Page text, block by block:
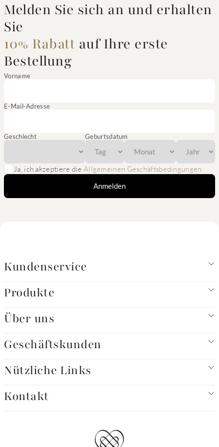
Melden Sie sich an und erhalten
Sie
10% Rabatt auf Ihre erste
Bestellung
Vorname
E-Mail-Adresse
Geschlecht Geburtsdatum
Ja, ich akzeptiere die Allgemeinen Geschäftsbedingungen
Anmelden
Kundenservice
Produkte
Über uns
Geschäftskunden
Nützliche Links
Kontakt